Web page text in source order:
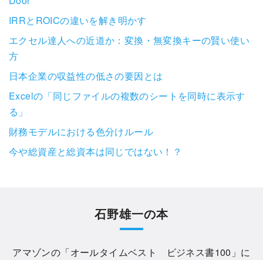
IRRとROICの違いを解き明かす
エクセル達人への近道か：変換・無変換キーの賢い使い
方
日本企業の収益性の低さの要因とは
Excelの「同じファイルの複数のシートを同時に表示す
る」
財務モデルにおける色分けルール
今や総資産と総資本は同じではない！？
石野雄一の本
アマゾンの「オールタイムベスト ビジネス書100 」に